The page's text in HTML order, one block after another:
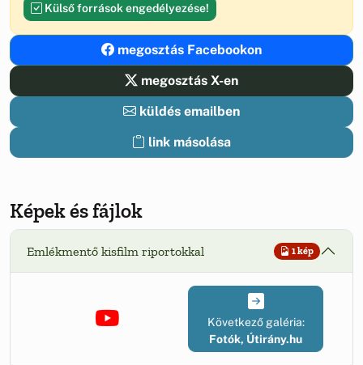
Külső források engedélyezése!
megosztás Facebookon
megosztás X-en
küldés emailben
link másolása
Képek és fájlok
Emlékmentő kisfilm riportokkal 1 kép
Következő galéria:
Fotók, Útirány.hu